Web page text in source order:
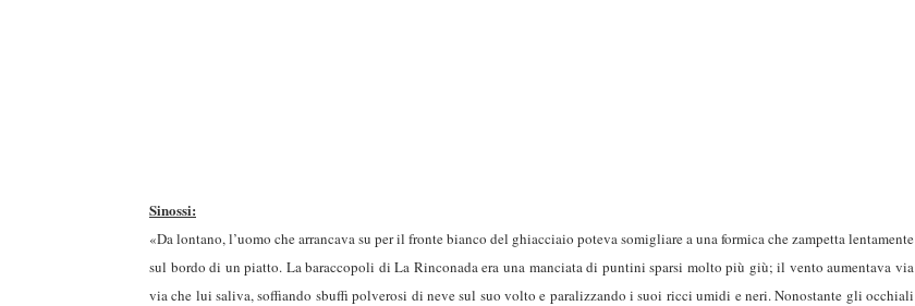
Sinossi:
«Da lontano, l’uomo che arrancava su per il fronte bianco del ghiacciaio poteva somigliare a una formica che zampetta lentamente
sul bordo di un piatto. La baraccopoli di La Rinconada era una manciata di puntini sparsi molto più giù; il vento aumentava via
via che lui saliva, soffiando sbuffi polverosi di neve sul suo volto e paralizzando i suoi ricci umidi e neri. Nonostante gli occhiali